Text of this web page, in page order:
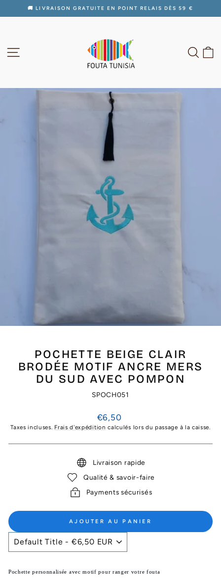
Diaporama
🚚 LIVRAISON GRATUITE EN POINT RELAIS DÈS 59 €
POCHETTE BEIGE CLAIR
BRODÉE MOTIF ANCRE MERS
DU SUD AVEC POMPON
SPOCH051
Prix
régulier
€6,50
Taxes incluses. Frais d'expédition calculés lors du passage à la caisse.
Livraison rapide
Qualité & savoir-faire
Payments sécurisés
AJOUTER AU PANIER
Pochette personnalisée avec motif pour ranger votre fouta